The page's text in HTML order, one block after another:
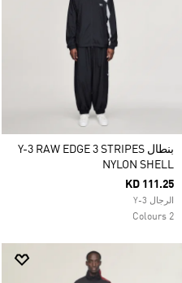
بنطال Y-3 RAW EDGE 3 STRIPES
NYLON SHELL
KD 111.25
الرجال Y-3
2 Colours